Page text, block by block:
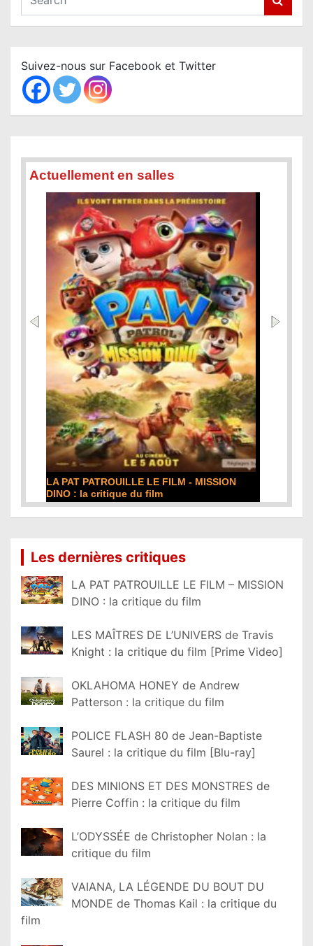
a
c
h
Suivez-nous sur Facebook et Twitter
Actuellement en salles
LA PAT PATROUILLE LE FILM - MISSION
DINO : la critique du film
Les dernières critiques
LA PAT PATROUILLE LE FILM – MISSION
DINO : la critique du film
LES MAÎTRES DE L’UNIVERS de Travis
Knight : la critique du film [Prime Video]
OKLAHOMA HONEY de Andrew
Patterson : la critique du film
POLICE FLASH 80 de Jean-Baptiste
Saurel : la critique du film [Blu-ray]
DES MINIONS ET DES MONSTRES de
Pierre Coffin : la critique du film
L’ODYSSÉE de Christopher Nolan : la
critique du film
VAIANA, LA LÉGENDE DU BOUT DU
MONDE de Thomas Kail : la critique du
film